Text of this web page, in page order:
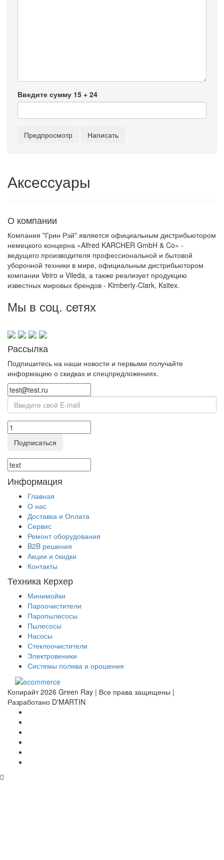
Введите сумму 15 + 24
Аксессуары
О компании
Компания "Грин Рэй" является официальным дистрибьютором
немецкого концерна «Alfred KARCHER GmbH & Co» -
ведущего производителя профессиональной и бытовой
уборочной техники в мире, официальным дистрибьютором
компании Veiro и Vileda, а также реализует продукцию
известных мировых брендов - Kimberly-Clark, Ksitex.
Мы в соц. сетях
Рассылка
Подпишитесь на наши новости и первыми получайте
информацию о скидках и спецпредложениях.
Подписаться
Информация
Главная
О нас
Доставка и Оплата
Сервис
Ремонт оборудования
B2B решения
Акции и cкидки
Контакты
Техника Керхер
Минимойки
Пароочистители
Паропылесосы
Пылесосы
Насосы
Стеклоочистители
Электровеники
Системы полива и орошения
Копирайт 2026 Green Ray | Все права защищены |
Разработано D'MARTIN